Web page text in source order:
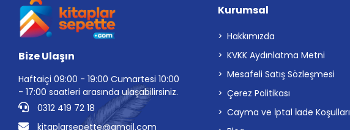
Bize Ulaşın
Haftaiçi 09:00 - 19:00 Cumartesi 10:00
- 17:00 saatleri arasında ulaşabilirsiniz.
0312 419 72 18
kitaplarsepette@gmail.com
Kurumsal
Hakkımızda
KVKK Aydınlatma Metni
Mesafeli Satış Sözleşmesi
Çerez Politikası
Cayma ve İptal İade Koşulları